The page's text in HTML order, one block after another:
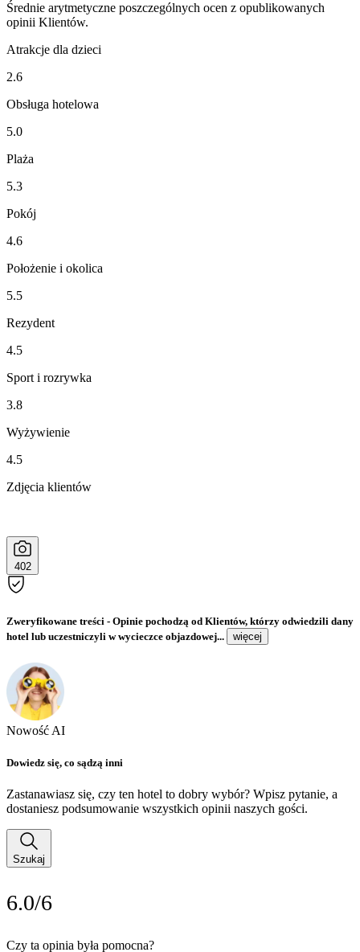
Średnie arytmetyczne poszczególnych ocen z opublikowanych
opinii Klientów.
Atrakcje dla dzieci
2.6
Obsługa hotelowa
5.0
Plaża
5.3
Pokój
4.6
Położenie i okolica
5.5
Rezydent
4.5
Sport i rozrywka
3.8
Wyżywienie
4.5
Zdjęcia klientów
402
Zweryfikowane treści - Opinie pochodzą od Klientów, którzy odwiedzili dany
hotel lub uczestniczyli w wycieczce objazdowej...
więcej
Nowość AI
Dowiedz się, co sądzą inni
Zastanawiasz się, czy ten hotel to dobry wybór? Wpisz pytanie, a
dostaniesz podsumowanie wszystkich opinii naszych gości.
Szukaj
6.0/6
Czy ta opinia była pomocna?